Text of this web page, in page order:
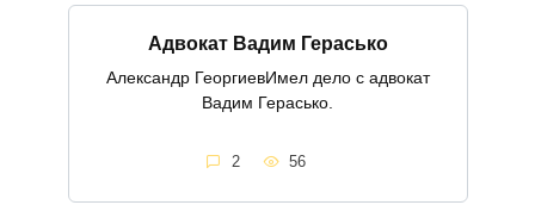
Адвокат Вадим Герасько
Александр ГеоргиевИмел дело с адвокат
Вадим Герасько.
2 56